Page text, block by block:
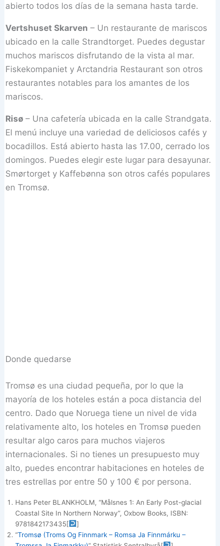
abierto todos los días de la semana hasta tarde.
Vertshuset Skarven – Un restaurante de mariscos
ubicado en la calle Strandtorget. Puedes degustar
muchos mariscos disfrutando de la vista al mar.
Fiskekompaniet y Arctandria Restaurant son otros
restaurantes notables para los amantes de los
mariscos.
Risø – Una cafetería ubicada en la calle Strandgata.
El menú incluye una variedad de deliciosos cafés y
bocadillos. Está abierto hasta las 17.00, cerrado los
domingos. Puedes elegir este lugar para desayunar.
Smørtorget y Kaffebønna son otros cafés populares
en Tromsø.
Donde quedarse
Tromsø es una ciudad pequeña, por lo que la
mayoría de los hoteles están a poca distancia del
centro. Dado que Noruega tiene un nivel de vida
relativamente alto, los hoteles en Tromsø pueden
resultar algo caros para muchos viajeros
internacionales. Si no tienes un presupuesto muy
alto, puedes encontrar habitaciones en hoteles de
tres estrellas por entre 50 y 100 € por persona.
Hans Peter BLANKHOLM, “Målsnes 1: An Early Post-glacial
Coastal Site In Northern Norway”, Oxbow Books, ISBN:
9781842173435[
]
“Tromsø (Troms Og Finnmark – Romsa Ja Finnmárku –